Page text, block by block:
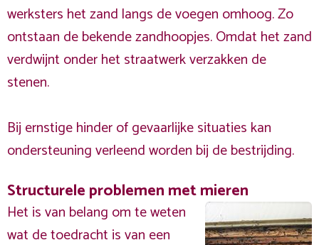
werksters het zand langs de voegen omhoog. Zo
ontstaan de bekende zandhoopjes. Omdat het zand
verdwijnt onder het straatwerk verzakken de
stenen.
Bij ernstige hinder of gevaarlijke situaties kan
ondersteuning verleend worden bij de bestrijding.
Structurele problemen met mieren
Het is van belang om te weten
wat de toedracht is van een